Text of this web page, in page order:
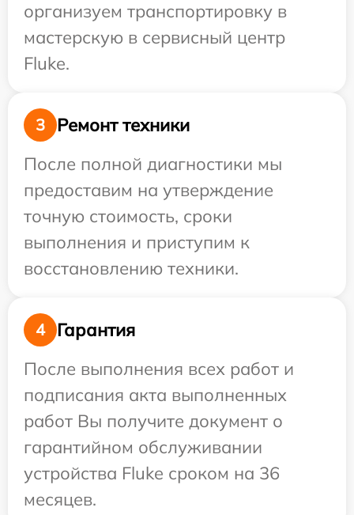
организуем транспортировку в
мастерскую в сервисный центр
Fluke.
3
Ремонт техники
После полной диагностики мы
предоставим на утверждение
точную стоимость, сроки
выполнения и приступим к
восстановлению техники.
4
Гарантия
После выполнения всех работ и
подписания акта выполненных
работ Вы получите документ о
гарантийном обслуживании
устройства Fluke сроком на 36
месяцев.